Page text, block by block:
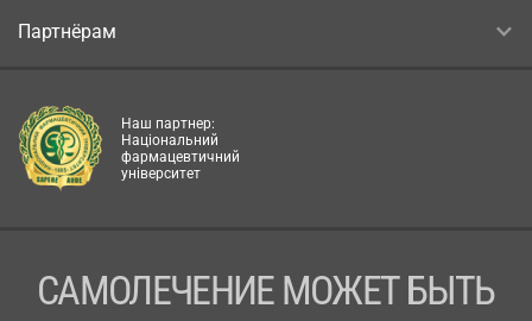
Партнёрам
Наш партнер:
Національний
фармацевтичний
університет
САМОЛЕЧЕНИЕ МОЖЕТ БЫТЬ